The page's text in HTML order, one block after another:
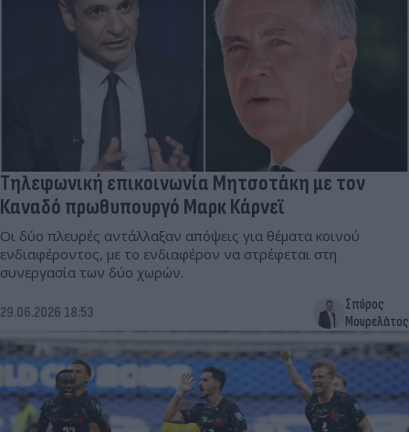
Τηλεφωνική επικοινωνία Μητσοτάκη με τον
Καναδό πρωθυπουργό Μαρκ Κάρνεϊ
Οι δύο πλευρές αντάλλαξαν απόψεις για θέματα κοινού
ενδιαφέροντος, με το ενδιαφέρον να στρέφεται στη
συνεργασία των δύο χωρών.
29.06.2026 18:53
Σπύρος
Μουρελάτος